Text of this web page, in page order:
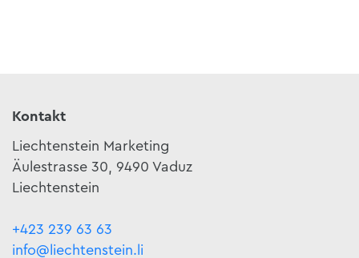
Kontakt
Liechtenstein Marketing
Äulestrasse 30, 9490 Vaduz
Liechtenstein
+423 239 63 63
info@liechtenstein.li